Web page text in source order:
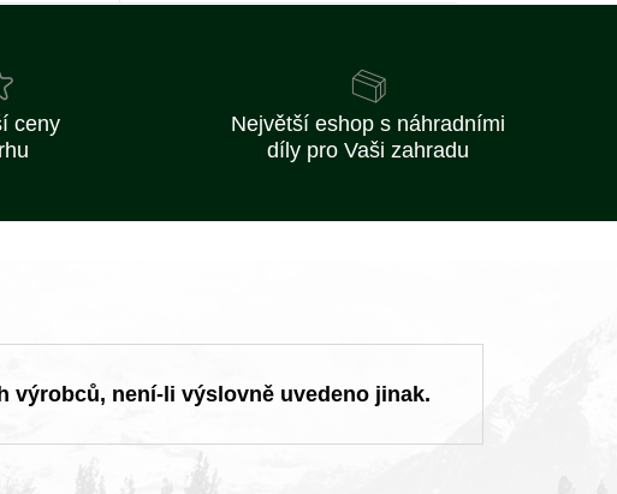
ceny
Největší eshop s náhradními
díly pro Vaši zahradu
výrobců, není-li výslovně uvedeno jinak.